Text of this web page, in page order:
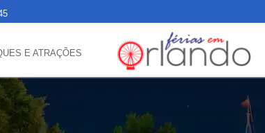
E ATRAÇÕES